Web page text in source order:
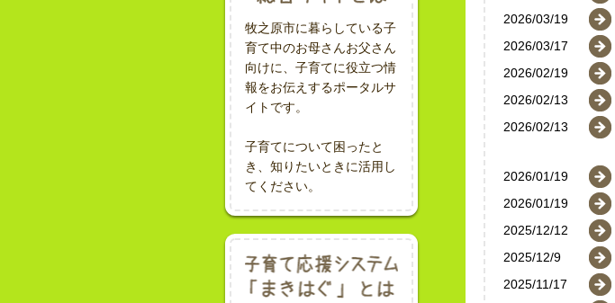
牧之原市に暮らしている子
育て中のお母さんお父さん
向けに、子育てに役立つ情
報をお伝えするポータルサ
イトです。
子育てについて困ったと
き、知りたいときに活用し
てください。
2026/03/19
2026/03/17
2026/02/19
2026/02/13
2026/02/13
2026/01/19
2026/01/19
2025/12/12
2025/12/9
2025/11/17